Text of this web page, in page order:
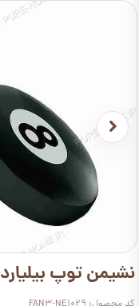
نشیمن توپ بیلیارد